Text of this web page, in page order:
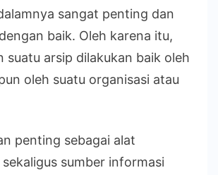
sangat penting dan
baik. Oleh karena itu,
suatu arsip dilakukan baik oleh
oleh suatu organisasi atau
penting sebagai alat
sumber informasi